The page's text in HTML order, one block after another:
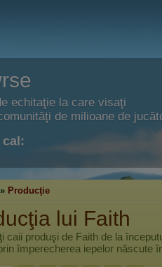
echitaţie la care visaţi
de milioane de
» Producţie
lui Faith
caii produşi de Faith de la
împerecherea iepelor născute